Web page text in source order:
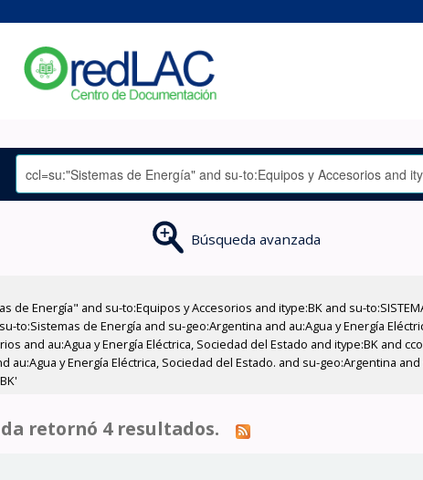
Búsqueda avanzada
Energía" and su-to:Equipos y Accesorios and itype:BK and su-
to:Sistemas de Energía and su-geo:Argentina and au:Agua y Energía
and au:Agua y Energía Eléctrica, Sociedad del Estado and itype:BK and
au:Agua y Energía Eléctrica, Sociedad del Estado. and su-geo:Argentina
retornó 4 resultados.